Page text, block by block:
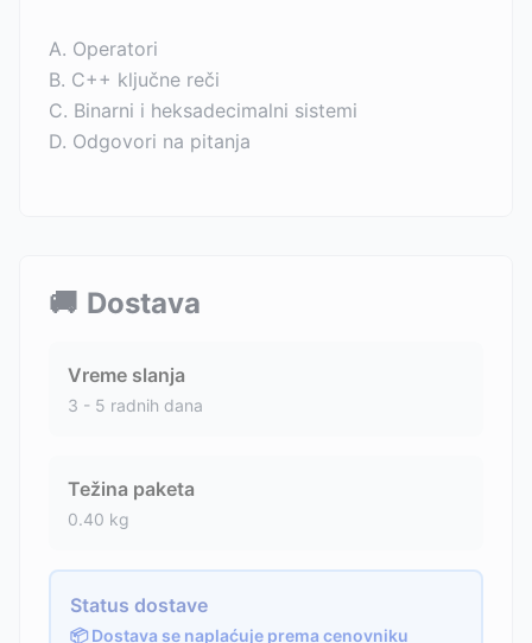
A. Operatori
B. C++ ključne reči
C. Binarni i heksadecimalni sistemi
D. Odgovori na pitanja
🚚 Dostava
Vreme slanja
3 - 5 radnih dana
Težina paketa
0.40 kg
Status dostave
📦 Dostava se naplaćuje prema cenovniku